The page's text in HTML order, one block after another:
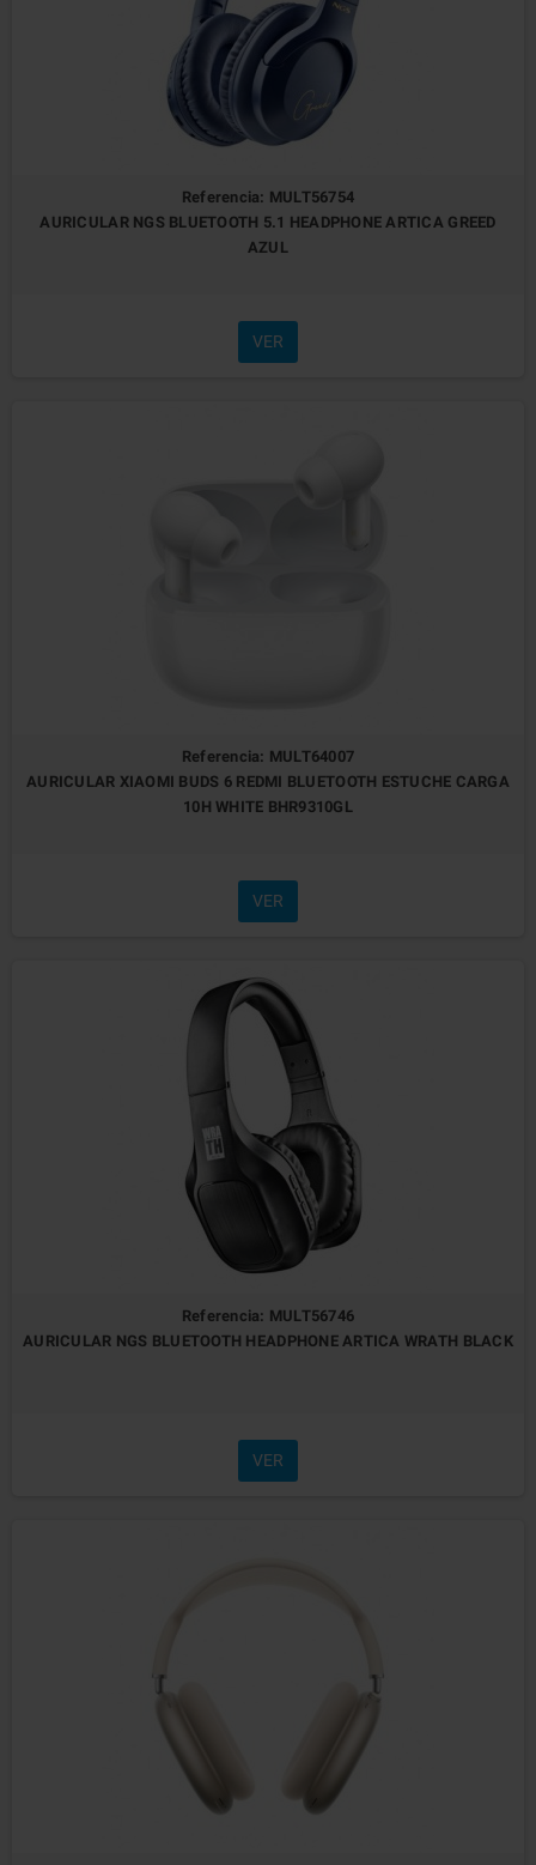
Referencia: MULT56754
AURICULAR NGS BLUETOOTH 5.1 HEADPHONE ARTICA GREED
AZUL
VER
Referencia: MULT64007
AURICULAR XIAOMI BUDS 6 REDMI BLUETOOTH ESTUCHE CARGA
10H WHITE BHR9310GL
VER
Referencia: MULT56746
AURICULAR NGS BLUETOOTH HEADPHONE ARTICA WRATH BLACK
VER